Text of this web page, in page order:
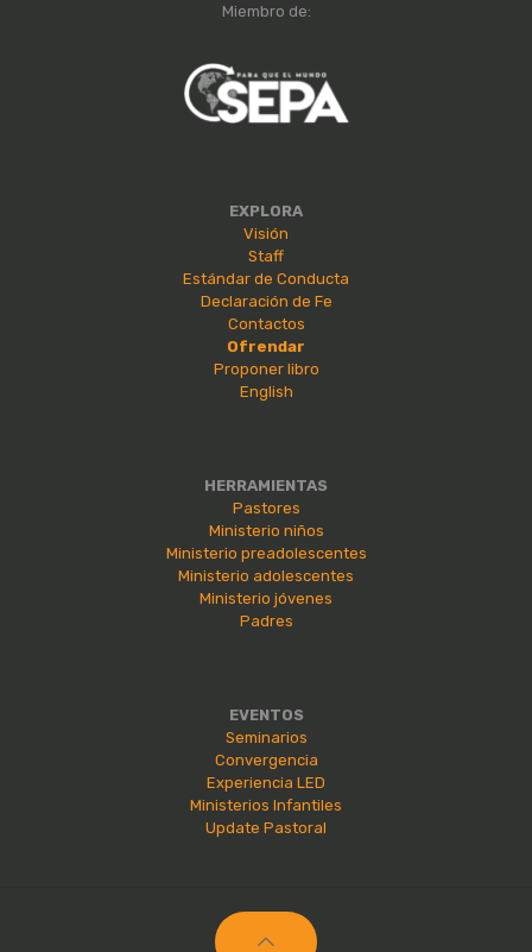
Miembro de:
EXPLORA
Visión
Staff
Estándar de Conducta
Declaración de Fe
Contactos
Ofrendar
Proponer libro
English
HERRAMIENTAS
Pastores
Ministerio niños
Ministerio preadolescentes
Ministerio adolescentes
Ministerio jóvenes
Padres
EVENTOS
Seminarios
Convergencia
Experiencia LED
Ministerios Infantiles
Update Pastoral